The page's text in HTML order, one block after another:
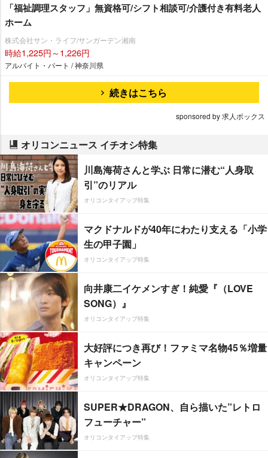
「福祉調理スタッフ」無資格可/シフト相談可/介護付き有料老人
ホーム
株式会社サン・ライフ/サンガーデン湘南
時給1,225円～1,226円
アルバイト・パート / 神奈川県
続きはこちら
sponsored by 求人ボックス
オリコンニュース イチオシ特集
川島海荷さんと学ぶ 日常に潜む“人身取
引”のリアル
オリコンタイアップ特集
マクドナルドが40年にわたり支える「小学
生の甲子園」
オリコンタイアップ特集
向井康二イケメンすぎ！純愛『（LOVE
SONG）』
オリコンタイアップ特集
大好評につき再び！ファミマ名物45％増量
キャンペーン
オリコンタイアップ特集
SUPER★DRAGON、自ら描いた”レトロ
フューチャー”
オリコンタイアップ特集